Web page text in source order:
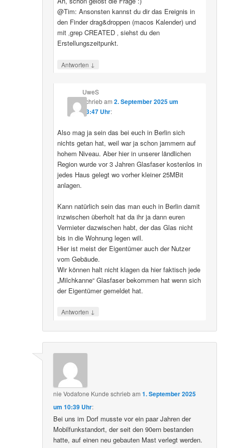
@Tim: Ansonsten kannst du dir das Ereignis in
den Finder drag&droppen (macos Kalender) und
mit ‚grep CREATED ‚ siehst du den
Erstellungszeitpunkt.
Antworten ↓
UweS
schriebam 2. September 2025 um
13:47 Uhr:
Also mag ja sein das bei euch in Berlin sich
nichts getan hat, weil war ja schon jammern auf
hohem Niveau. Aber hier in unserer ländlichen
Region wurde vor 3 Jahren Glasfaser kostenlos in
jedes Haus gelegt wo vorher kleiner 25MBit
anlagen.
Kann natürlich sein das man euch in Berlin damit
inzwischen überholt hat da ihr ja dann euren
Vermieter dazwischen habt, der das Glas nicht
bis in die Wohnung legen will.
Hier ist meist der Eigentümer auch der Nutzer
vom Gebäude.
Wir können halt nicht klagen da hier faktisch jede
„Milchkanne“ Glasfaser bekommen hat wenn sich
der Eigentümer gemeldet hat.
Antworten ↓
nie Vodafone Kunde schriebam1. September 2025
um 10:39 Uhr:
Bei uns im Dorf musste vor ein paar Jahren der
Mobilfunkstandort, der seit den 90ern bestanden
hatte, auf einen neu gebauten Mast verlegt werden.